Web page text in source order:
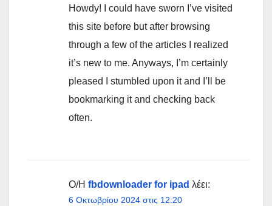
Howdy! I could have sworn I’ve visited
this site before but after browsing
through a few of the articles I realized
it’s new to me. Anyways, I’m certainly
pleased I stumbled upon it and I’ll be
bookmarking it and checking back
often.
Ο/Η fbdownloader for ipad λέει:
6 Οκτωβρίου 2024 στις 12:20